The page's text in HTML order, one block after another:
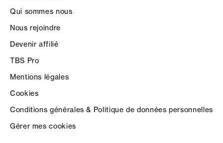
Qui sommes nous
Nous rejoindre
Devenir affilié
TBS Pro
Mentions légales
Cookies
Conditions générales & Politique de données personnelles
Gérer mes cookies